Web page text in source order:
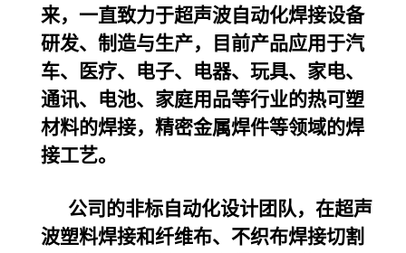
来，一直致力于超声波自动化焊接设备
研发、制造与生产，目前产品应用于汽
车、医疗、电子、电器、玩具、家电、
通讯、电池、家庭用品等行业的热可塑
材料的焊接，精密金属焊件等领域的焊
接工艺。
公司的非标自动化设计团队，在超声
波塑料焊接和纤维布、不织布焊接切割